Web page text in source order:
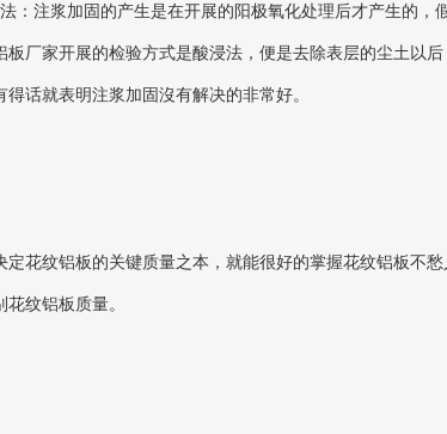
注浆加固的产生是在开展的阳极氧化处理后才产生的，
板厂家开展的检验方式是酸浸法，便是去除表层的尘土以
话就表明注浆加固沒有解决的非常好。
纹铝板的关键质量之本，就能很好的掌握花纹铝板不愁
纹铝板质量。